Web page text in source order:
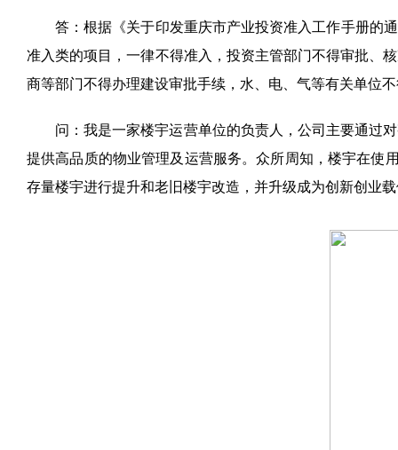
答：根据《关于印发重庆市产业投资准入工作手册的
准入类的项目，一律不得准入，投资主管部门不得审批、
商等部门不得办理建设审批手续，水、电、气等有关单位
问：我是一家楼宇运营单位的负责人，公司主要通过
提供高品质的物业管理及运营服务。众所周知，楼宇在使
存量楼宇进行提升和老旧楼宇改造，并升级成为创新创业